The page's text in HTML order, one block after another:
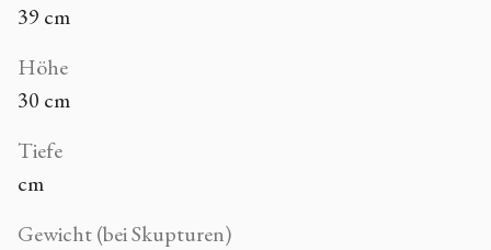
39 cm
Höhe
30 cm
Tiefe
cm
Gewicht (bei Skupturen)